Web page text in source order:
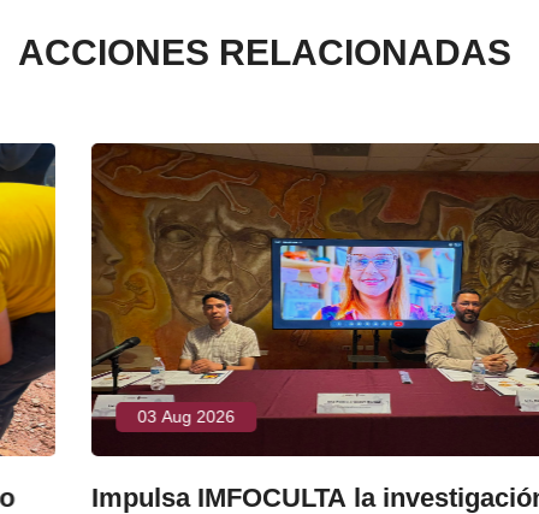
ACCIONES RELACIONADAS
03 Aug 2026
Impulsa IMFOCULTA la investigación